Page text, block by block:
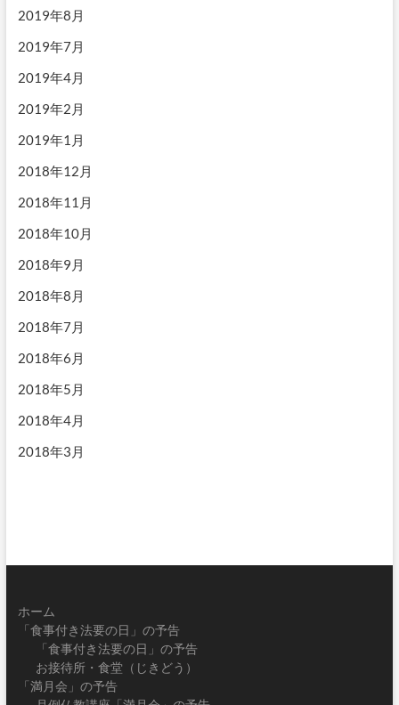
2019年8月
2019年7月
2019年4月
2019年2月
2019年1月
2018年12月
2018年11月
2018年10月
2018年9月
2018年8月
2018年7月
2018年6月
2018年5月
2018年4月
2018年3月
ホーム
「食事付き法要の日」の予告
「食事付き法要の日」の予告
お接待所・食堂（じきどう）
「満月会」の予告